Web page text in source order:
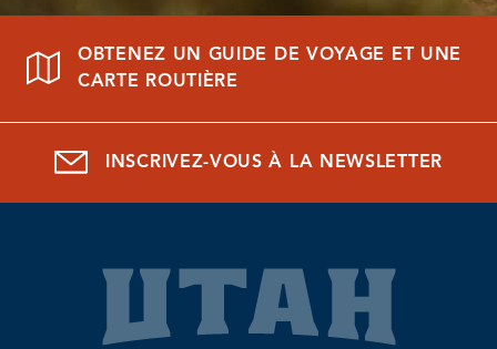
OBTENEZ UN GUIDE DE VOYAGE ET UNE
CARTE ROUTIÈRE
INSCRIVEZ-VOUS À LA NEWSLETTER